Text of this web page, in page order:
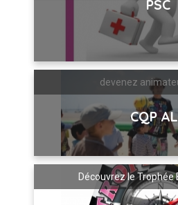
PSC
CQP
devenez
Découvrez le Trophée